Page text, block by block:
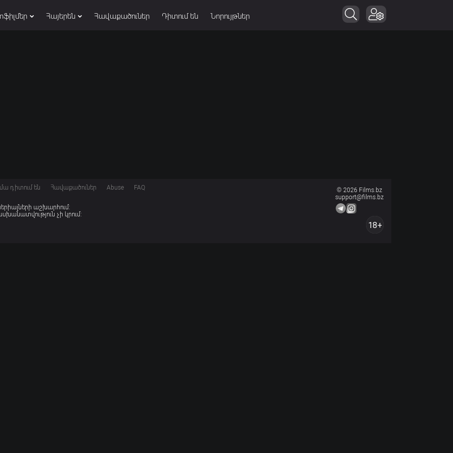
Հայերեն Հավաքածուներ Դիտում են Նորույթներ
դիտում են Հավաքածուներ Abuse FAQ
© 2026 Films.bz
support@films.bz
18+
աշխարհում:
չի կրում: